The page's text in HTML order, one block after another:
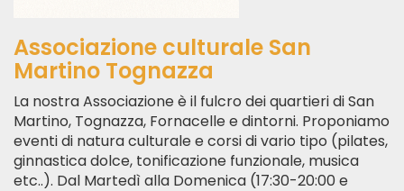
Associazione culturale San
Martino Tognazza
La nostra Associazione è il fulcro dei quartieri di San
Martino, Tognazza, Fornacelle e dintorni. Proponiamo
eventi di natura culturale e corsi di vario tipo (pilates,
ginnastica dolce, tonificazione funzionale, musica
etc..). Dal Martedì alla Domenica (17:30-20:00 e